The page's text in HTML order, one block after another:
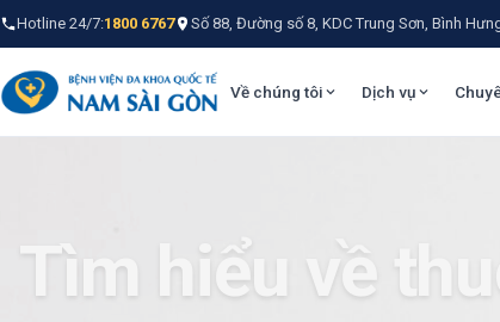
Hotline 24/7:1800 6767 Số 88, Đường số 8, KDC Trung Sơn, Bình
Về chúng tôi Dịch vụ
Tìm hiểu về